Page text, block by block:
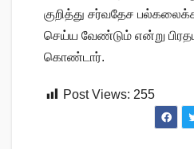
குறித்து சர்வதேச
செய்ய வேண்டும் என்று
கொண்டார்.
Post Views: 255